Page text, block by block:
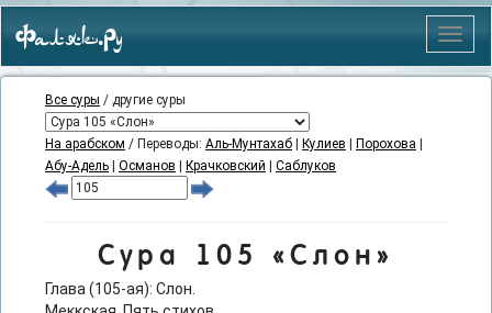
Меню
Фаляк.Ру
Все суры / другие суры
На арабском / Переводы: Аль-Мунтахаб Кулиев Порохова
Абу-Адель
Османов Крачковский Саблуков
Сура 105 «Слон»
Глава (105-ая): Слон.